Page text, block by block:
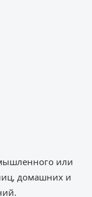
или
домашних и